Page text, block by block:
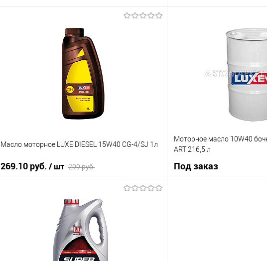
Под заказ
Масло моторное LUXE DIESEL 15W40 CG-4/SJ 1л
269.10 руб. / шт 299 руб.
К сравнению
В наличии
Моторное масло 10W40
ART 216,5 л
Под заказ